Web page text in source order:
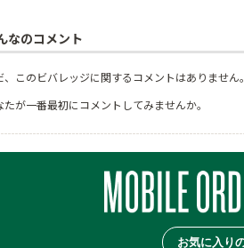
なのコメント
、このビバレッジに関するコメントはありません。
たが一番最初にコメントしてみませんか。
お気に入り